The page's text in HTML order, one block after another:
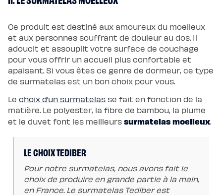
Module
de
coussins
Coloris
Ecru
Nuage
Bleu
Profond
Vert
Vert
Kaki
Terracotta
Gamme
enfant
Matelas
(dès
naissance)
Matelas
enfant
Ce produit est destiné aux amoureux du moelleux
et aux personnes souffrant de douleur au dos. Il
adoucit et assouplit votre surface de couchage
pour vous offrir un accueil plus confortable et
apaisant. Si vous êtes ce genre de dormeur, ce type
de surmatelas est un bon choix pour vous.
Le choix d’un surmatelas se fait en fonction de la
matière. Le polyester, la fibre de bambou, la plume
et le duvet font les meilleurs surmatelas moelleux
LE CHOIX TEDIBER
Pour notre surmatelas, nous avons fait le
choix de produire en grande partie à la main,
en France. Le surmatelas Tediber est